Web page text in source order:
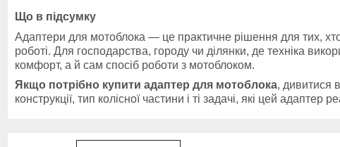
Що в підсумку
Адаптери для мотоблока — це практичне рішення для тих,
роботі. Для господарства, городу чи ділянки, де техніка
комфорт, а й сам спосіб роботи з мотоблоком.
Якщо потрібно купити адаптер для мотоблока, дивитися
конструкції, тип колісної частини і ті задачі, які цей